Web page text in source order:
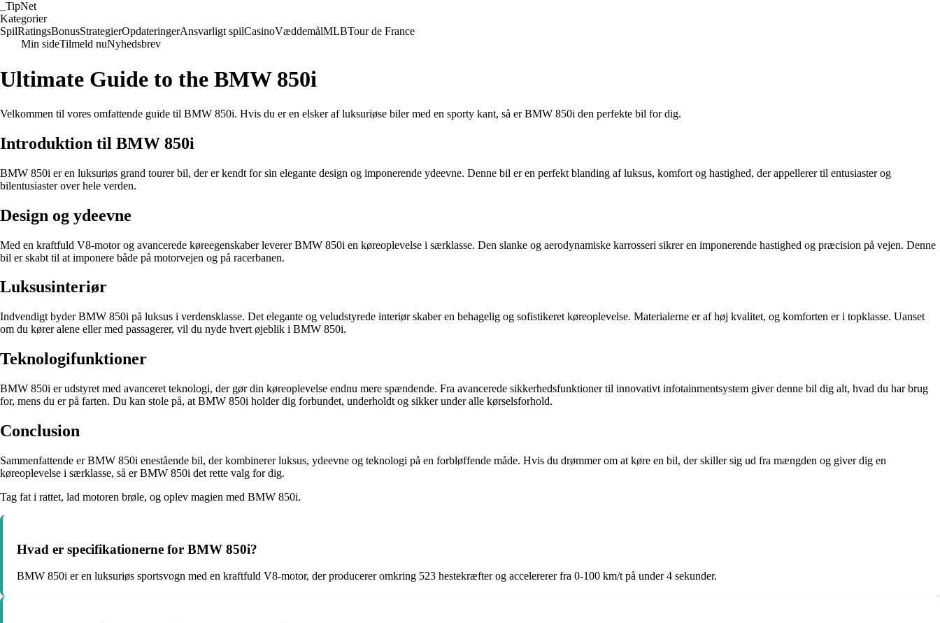
TipNet
Kategorier
SpilRatingsBonusStrategierOpdateringerAnsvarligt spilCasinoVæddemålMLBTour de France
Min sideTilmeld nuNyhedsbrev
Ultimate Guide to the BMW 850i
Velkommen til vores omfattende guide til BMW 850i. Hvis du er en elsker af luksuriøse biler med en sporty kant, så er BMW 850i den perfekte bil for dig.
Introduktion til BMW 850i
BMW 850i er en luksuriøs grand tourer bil, der er kendt for sin elegante design og imponerende ydeevne. Denne bil er en perfekt blanding af luksus, komfort og hastighed, der appellerer til entusiaster og
bilentusiaster over hele verden.
Design og ydeevne
Med en kraftfuld V8-motor og avancerede køreegenskaber leverer BMW 850i en køreoplevelse i særklasse. Den slanke og aerodynamiske karrosseri sikrer en imponerende hastighed og præcision på vejen. Denne
bil er skabt til at imponere både på motorvejen og på racerbanen.
Luksusinteriør
Indvendigt byder BMW 850i på luksus i verdensklasse. Det elegante og veludstyrede interiør skaber en behagelig og sofistikeret køreoplevelse. Materialerne er af høj kvalitet, og komforten er i topklasse. Uanset
om du kører alene eller med passagerer, vil du nyde hvert øjeblik i BMW 850i.
Teknologifunktioner
BMW 850i er udstyret med avanceret teknologi, der gør din køreoplevelse endnu mere spændende. Fra avancerede sikkerhedsfunktioner til innovativt infotainmentsystem giver denne bil dig alt, hvad du har brug
for, mens du er på farten. Du kan stole på, at BMW 850i holder dig forbundet, underholdt og sikker under alle kørselsforhold.
Conclusion
Sammenfattende er BMW 850i enestående bil, der kombinerer luksus, ydeevne og teknologi på en forbløffende måde. Hvis du drømmer om at køre en bil, der skiller sig ud fra mængden og giver dig en
køreoplevelse i særklasse, så er BMW 850i det rette valg for dig.
Tag fat i rattet, lad motoren brøle, og oplev magien med BMW 850i.
Hvad er specifikationerne for BMW 850i?
BMW 850i er en luksuriøs sportsvogn med en kraftfuld V8-motor, der producerer omkring 523 hestekræfter og accelererer fra 0-100 km/t på under 4 sekunder.